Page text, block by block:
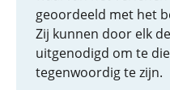
geoordeeld met het
Zij kunnen door elk
uitgenodigd om te
tegenwoordig te zijn.